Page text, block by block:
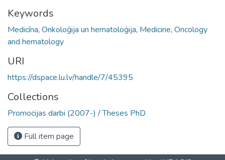
Keywords
Medicīna, Onkoloģija un hematoloģija, Medicine, Oncology
and hematology
URI
https://dspace.lu.lv/handle/7/45395
Collections
Promocijas darbi (2007-) / Theses PhD
Full item page